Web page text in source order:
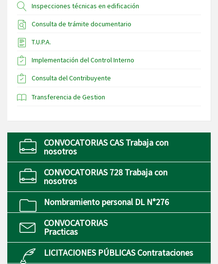
Inspecciones técnicas en edificación
Consulta de trámite documentario
T.U.P.A.
Implementación del Control Interno
Consulta del Contribuyente
Transferencia de Gestion
CONVOCATORIAS CAS Trabaja con
nosotros
CONVOCATORIAS 728 Trabaja con
nosotros
Nombramiento personal DL N°276
CONVOCATORIAS
Practicas
LICITACIONES PÚBLICAS Contrataciones